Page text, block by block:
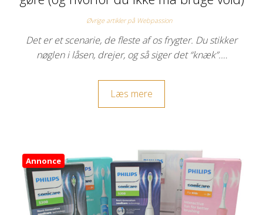
Øvrige artikler på Webpassion
Det er et scenarie, de fleste af os frygter. Du stikker
nøglen i låsen, drejer, og så siger det “knæk”.…
Læs mere
Annonce